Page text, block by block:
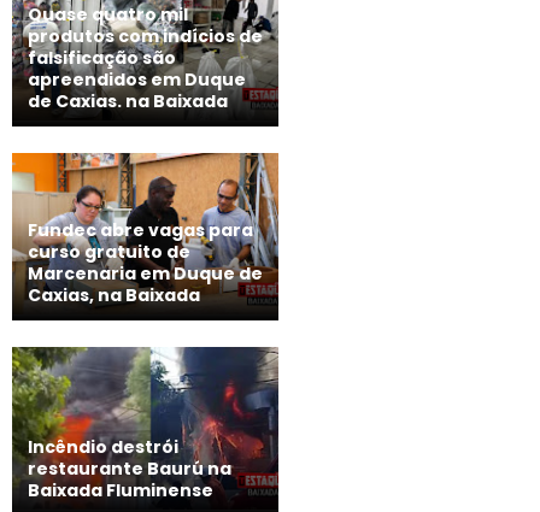
Quase quatro mil
produtos com indícios de
falsificação são
apreendidos em Duque
de Caxias. na Baixada
Fundec abre vagas para
curso gratuito de
Marcenaria em Duque de
Caxias, na Baixada
Incêndio destrói
restaurante Baurú na
Baixada Fluminense